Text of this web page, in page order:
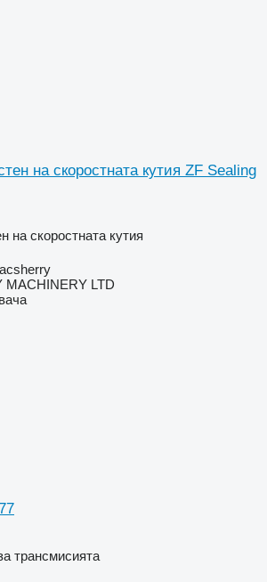
на скоростната кутия ZF Sealing
на скоростната кутия
LTD
трансмисията